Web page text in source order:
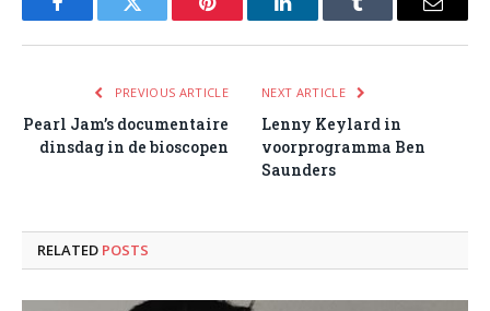
FacebookTwitter Pinterest LinkedInTumblr Email
PREVIOUS ARTICLE
Pearl Jam’s documentaire
dinsdag in de bioscopen
NEXT ARTICLE
Lenny Keylard in
voorprogramma Ben
Saunders
RELATED POSTS